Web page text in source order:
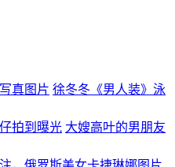
徐冬冬《男人装》泳
大嫂高叶的男朋友